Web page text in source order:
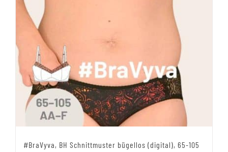
#BraVyva, BH Schnittmuster bügellos (digital), 65-105